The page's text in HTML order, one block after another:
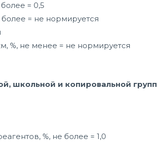
= 0,5
= не нормируется
%, не менее = не нормируется
школьной и копировальной групп
%, не более = 1,0